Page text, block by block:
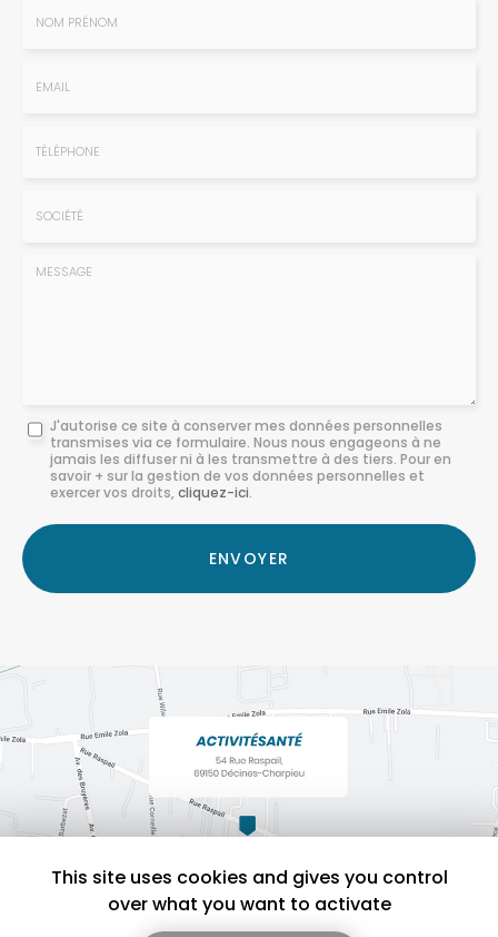
Message
J'autorise ce site à conserver mes données personnelles
transmises via ce formulaire. Nous nous engageons à ne
jamais les diffuser ni à les transmettre à des tiers. Pour en
savoir + sur la gestion de vos données personnelles et
exercer vos droits, cliquez-ici.
Acceptation
RGPD
*
ENVOYER
This site uses cookies and gives you control
over what you want to activate